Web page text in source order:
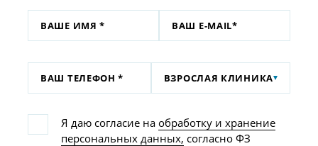
ВЗРОСЛАЯ КЛИНИКА
Я даю согласие на обработку и хранение
персональных данных, согласно ФЗ